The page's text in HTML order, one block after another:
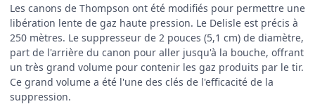
Les canons de Thompson ont été modifiés pour permettre une
libération lente de gaz haute pression. Le Delisle est précis à
250 mètres. Le suppresseur de 2 pouces (5,1 cm) de diamètre,
part de l'arrière du canon pour aller jusqu'à la bouche, offrant
un très grand volume pour contenir les gaz produits par le tir.
Ce grand volume a été l'une des clés de l'efficacité de la
suppression.